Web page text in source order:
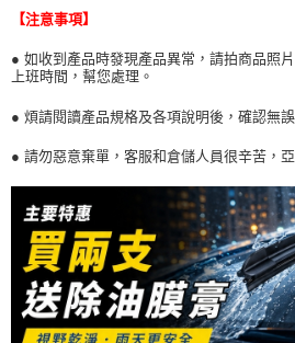
【注意事項】
● 如收到產品時發現產品異常，請拍商品照
上班時間，幫您處理。
● 煩請閱讀產品規格及各項說明後，確認無
● 請勿惡意棄單，客服和倉儲人員很辛苦，